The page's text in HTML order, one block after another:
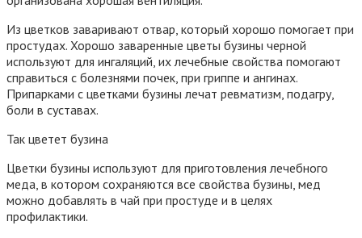
Из цветков заваривают отвар, который хорошо помогает при
простудах. Хорошо заваренные цветы бузины черной
используют для ингаляций, их лечебные свойства помогают
справиться с болезнями почек, при гриппе и ангинах.
Припарками с цветками бузины лечат ревматизм, подагру,
боли в суставах.
Так цветет бузина
Цветки бузины используют для приготовления лечебного
меда, в котором сохраняются все свойства бузины, мед
можно добавлять в чай при простуде и в целях
профилактики.